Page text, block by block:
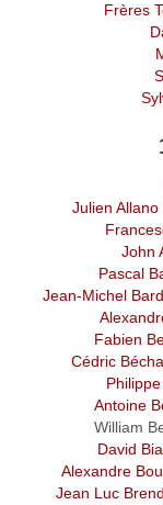
Frères
Julien Allano
John
Pascal
Jean-Michel
Fabien
Cédric
Antoine
William
David
Alexandre
Jean Luc